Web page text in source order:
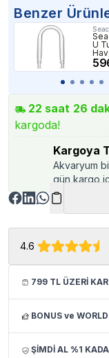
Benzer
U
22 saat 26
kargoda!
Kargoya
Akvaryum
gün kargo
4.6
799 TL ÜZERİ
BONUS ve
ŞİMDİ AL %1